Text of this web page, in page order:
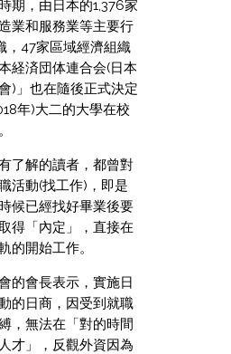
期，由日本的1,376家
業和服務業等主要行
，47家區域經濟組織
経済団体連合会(日本
)」也在隨後正式決定
年)大二的大學在校
了解的讀者，都曾對
活動(找工作)，即是
候已經找好畢業後要
得「內定」，直接在
的開始工作。
的會長表示，實施日
的日商，因受到就職
，無法在「對的時間
才」，反觀外資因為